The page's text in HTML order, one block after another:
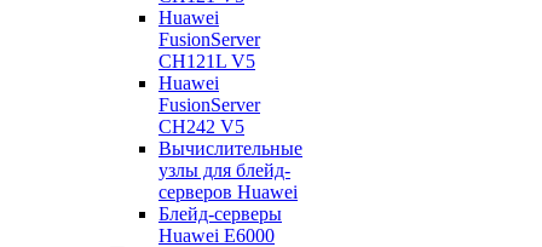
Huawei
FusionServer
CH121L V5
Huawei
FusionServer
CH242 V5
Вычислительные
узлы для блейд-
серверов Huawei
Блейд-серверы
Huawei E6000